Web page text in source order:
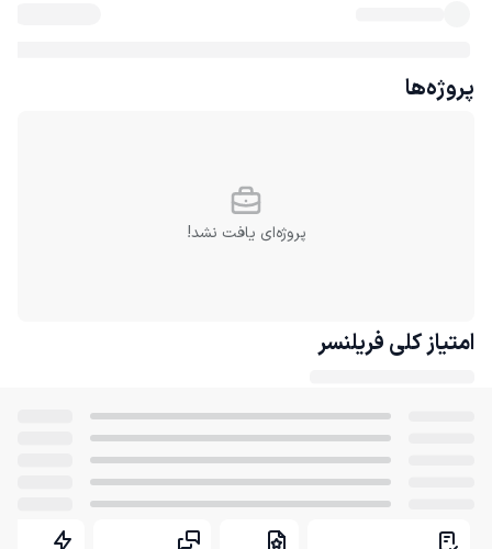
پروژه‌ها
پروژه‌ای یافت نشد!
امتیاز کلی فریلنسر